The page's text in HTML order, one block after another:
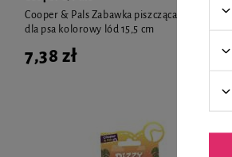
Cooper & Pals Zabawka piszcząca do gryzienia
dla psa kolorowy lód 15,5 cm
7,38 zł